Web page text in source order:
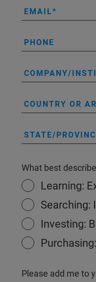
EMAIL
PHONE
COMPANY/
COUNTRY OR
STATE/
What best
Learning:
Searching:
Investing:
Please add me to